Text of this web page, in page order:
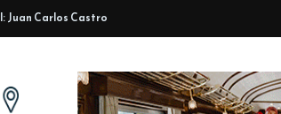
Juan Carlos Castro